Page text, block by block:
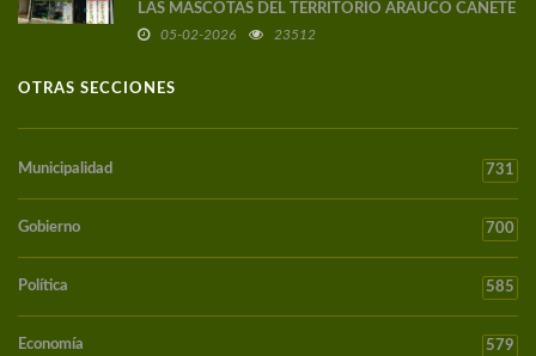
LAS MASCOTAS DEL TERRITORIO ARAUCO CAÑETE
05-02-2026 23512
OTRAS SECCIONES
Municipalidad 731
Gobierno 700
Política 585
Economía 579